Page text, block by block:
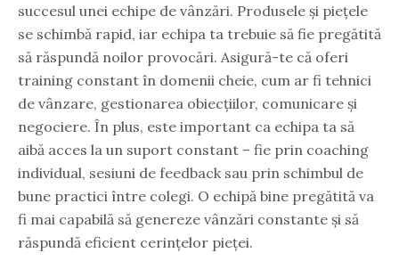
succesul unei echipe de vânzări. Produsele și piețele
se schimbă rapid, iar echipa ta trebuie să fie pregătită
să răspundă noilor provocări. Asigură-te că oferi
training constant în domenii cheie, cum ar fi tehnici
de vânzare, gestionarea obiecțiilor, comunicare și
negociere. În plus, este important ca echipa ta să
aibă acces la un suport constant – fie prin coaching
individual, sesiuni de feedback sau prin schimbul de
bune practici între colegi. O echipă bine pregătită va
fi mai capabilă să genereze vânzări constante și să
răspundă eficient cerințelor pieței.